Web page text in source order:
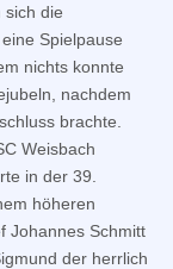
sich die
Spielpause
nichts konnte
nachdem
brachte.
Weisbach
in der 39.
höheren
Johannes Schmitt
der herrlich